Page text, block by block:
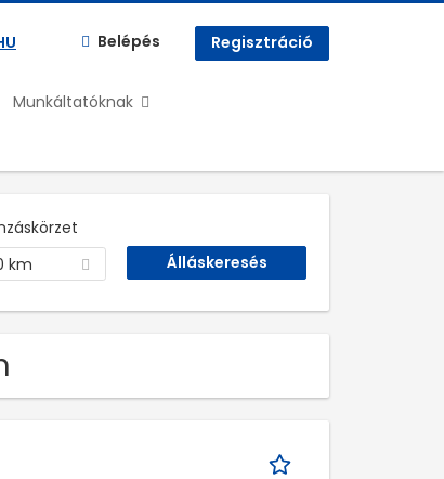
Belépés Regisztráció
Munkáltatóknak
km